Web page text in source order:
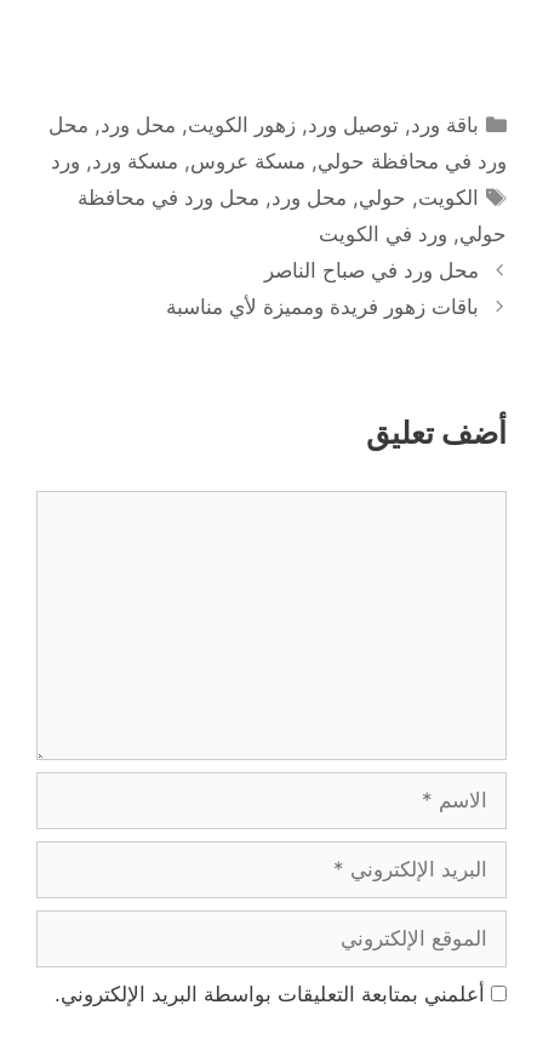
التصنيفات
باقة ورد,توصيل ورد,زهور الكويت, محل ورد, محل
ورد في محافظة حولي, مسكة عروس, مسكة ورد, ورد
الوسوم
الكويت, حولي, محل ورد, محل ورد في محافظة
حولي, ورد في الكويت
محل ورد في صباح الناصر
باقات زهور فريدة ومميزة لأي مناسبة
أضف تعليق
الإلكتروني
الإلكتروني
أعلمني بمتابعة التعليقات بواسطة البريد الإلكتروني.